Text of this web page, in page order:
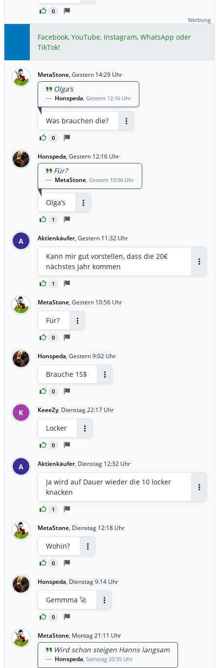
0
Werbung
Facebook, YouTube, Instagram, WhatsApp oder
TikTok!
MetaStone, Gestern 14:29 Uhr
0
Olga‘s
Honspeda, Gestern 12:16 Uhr
Was brauchen die?
Honspeda, Gestern 12:16 Uhr
1
Für?
MetaStone, Gestern 10:56 Uhr
Olga‘s
A Aktienkäufer, Gestern 11:32 Uhr
1
Kann mir gut vorstellen, dass die 20€
nächstes Jahr kommen
MetaStone, Gestern 10:56 Uhr
0
Für?
Honspeda, Gestern 9:02 Uhr
0
Brauche 15$
K KeeeZy, Dienstag 22:17 Uhr
0
Locker
A Aktienkäufer, Dienstag 12:32 Uhr
1
Ja wird auf Dauer wieder die 10 locker
knacken
MetaStone, Dienstag 12:18 Uhr
0
Wohin?
Honspeda, Dienstag 9:14 Uhr
0
Gemmma 🚀
MetaStone, Montag 21:11 Uhr
Wird schon steigen Hanns langsam
Honspeda, Samstag 20:35 Uhr